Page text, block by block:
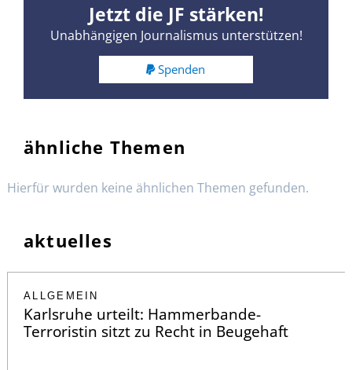
Jetzt die JF stärken!
Unabhängigen Journalismus unterstützen!
Spenden
ähnliche Themen
Hierfür wurden keine ähnlichen Themen gefunden.
aktuelles
ALLGEMEIN
Karlsruhe urteilt: Hammerbande-
Terroristin sitzt zu Recht in Beugehaft